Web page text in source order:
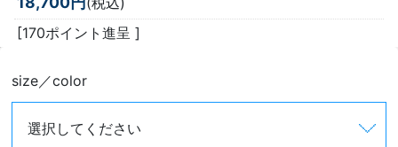
[170ポイント進呈 ]
size／color